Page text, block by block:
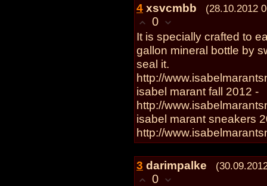
4 xsvcmbb (28.10.2012
0
It is specially crafted to
gallon mineral bottle by
seal it.
http://
isabel marant fall 2012 -
http://
isabel marant sneakers
http://
3 darimpalke
0